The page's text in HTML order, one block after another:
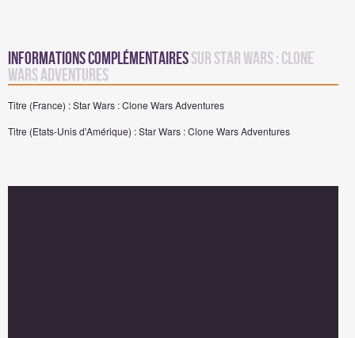
Informations complémentairessur Star Wars : Clone
Wars Adventures
Titre (France) : Star Wars : Clone Wars Adventures
Titre (Etats-Unis d'Amérique) : Star Wars : Clone Wars Adventures